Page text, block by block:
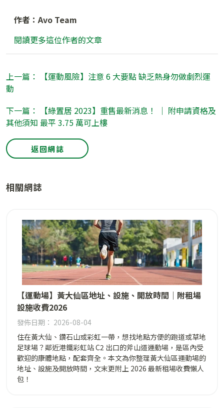
作者：Avo Team
閱讀更多這位作者的文章
上一篇： 【運動風險】注意 6 大要點 缺乏熱身勿做劇烈運
動
下一篇： 【綠置居 2023】重售最新消息！ ｜ 附申請資格及
其他須知 最平 3.75 萬可上樓
返回網誌
相關網誌
【運動場】黃大仙區地址、設施、開放時間｜附租場
設施收費2026
發佈日期： 2026-08-04
住在黃大仙、鑽石山或彩虹一帶，想找地點方便的跑道或草地
足球場？鄰近港鐵彩虹站 C2 出口的斧山道運動場，是區內受
歡迎的康體地點，配套齊全。本文為你整理黃大仙區運動場的
地址、設施及開放時間，文末更附上 2026 最新租場收費懶人
包！